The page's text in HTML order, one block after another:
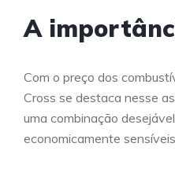
A
Com o preço dos
Cross se destaca nesse
uma combinação
economicamente sensíveis.